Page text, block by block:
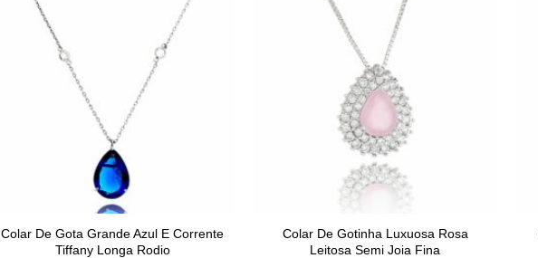
Colar De Gota Grande Azul E Corrente
Tiffany Longa Rodio
Colar De Gotinha Luxuosa Rosa
Leitosa Semi Joia Fina